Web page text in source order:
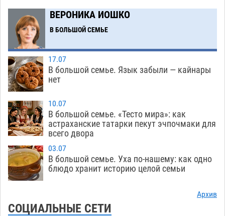
в музее Пушкина в Москве
06.08 283
13:50
Мэрия Астрахани переводит городские
зеленые зоны на автоматический полив
13:13
Скончался второй ребенок после пожара в
Астрахани
12:49
Астраханские гандболисты с крупной победы
стартовали на Всероссийской Спартакиаде
12:16
В астраханском селе невестка изрешетила
машину свекрови
06.08
нелегалов прямым рейсом из Шереметьево
ВЕРОНИКА ИОШКО
В БОЛЬШОЙ СЕМЬЕ
17.07
В большой семье. Язык забыли — кайнары
нет
10.07
В большой семье. «Тесто мира»: как
астраханские татарки пекут эчпочмаки для
всего двора
03.07
В большой семье. Уха по-нашему: как одно
блюдо хранит историю целой семьи
Архив
СОЦИАЛЬНЫЕ СЕТИ